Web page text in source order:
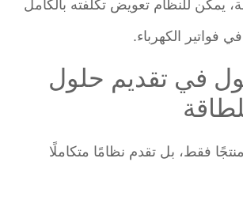
يمكن للنظام تعويض تكلفته بالكامل
الكهرباء.
في تقديم حلول
فقط، بل تقدم نظامًا متكاملًا